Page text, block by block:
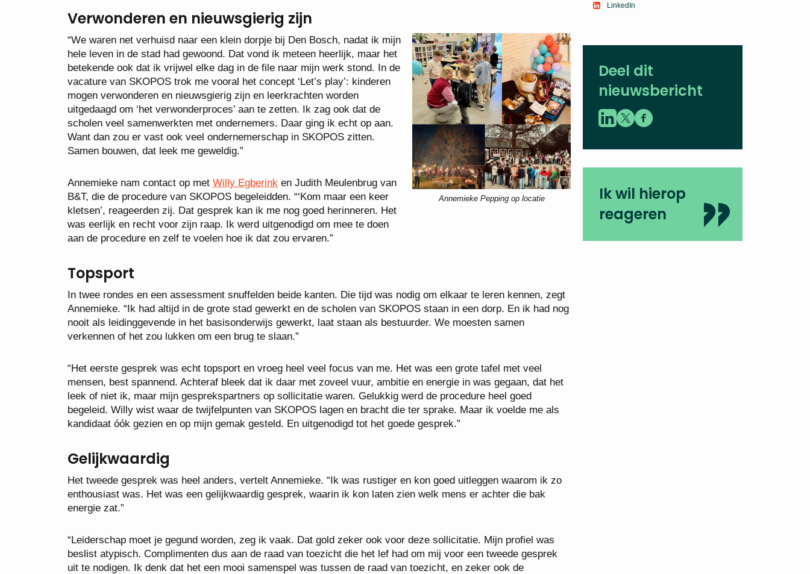
Verwonderen en nieuwsgierig zijn
Annemieke Pepping op locatie
“We waren net verhuisd naar een klein dorpje bij Den Bosch, nadat ik mijn
hele leven in de stad had gewoond. Dat vond ik meteen heerlijk, maar het
betekende ook dat ik vrijwel elke dag in de file naar mijn werk stond. In de
vacature van SKOPOS trok me vooral het concept ‘Let’s play’: kinderen
mogen verwonderen en nieuwsgierig zijn en leerkrachten worden
uitgedaagd om ‘het verwonderproces’ aan te zetten. Ik zag ook dat de
scholen veel samenwerkten met ondernemers. Daar ging ik echt op aan.
Want dan zou er vast ook veel ondernemerschap in SKOPOS zitten.
Samen bouwen, dat leek me geweldig.”
Annemieke nam contact op met Willy Egberink en Judith Meulenbrug van
B&T, die de procedure van SKOPOS begeleidden. “‘Kom maar een keer
kletsen’, reageerden zij. Dat gesprek kan ik me nog goed herinneren. Het
was eerlijk en recht voor zijn raap. Ik werd uitgenodigd om mee te doen
aan de procedure en zelf te voelen hoe ik dat zou ervaren.”
Topsport
In twee rondes en een assessment snuffelden beide kanten. Die tijd was nodig om elkaar te leren kennen, zegt
Annemieke. “Ik had altijd in de grote stad gewerkt en de scholen van SKOPOS staan in een dorp. En ik had nog
nooit als leidinggevende in het basisonderwijs gewerkt, laat staan als bestuurder. We moesten samen
verkennen of het zou lukken om een brug te slaan.”
“Het eerste gesprek was echt topsport en vroeg heel veel focus van me. Het was een grote tafel met veel
mensen, best spannend. Achteraf bleek dat ik daar met zoveel vuur, ambitie en energie in was gegaan, dat het
leek of niet ik, maar mijn gesprekspartners op sollicitatie waren. Gelukkig werd de procedure heel goed
begeleid. Willy wist waar de twijfelpunten van SKOPOS lagen en bracht die ter sprake. Maar ik voelde me als
kandidaat óók gezien en op mijn gemak gesteld. En uitgenodigd tot het goede gesprek.”
Gelijkwaardig
Het tweede gesprek was heel anders, vertelt Annemieke. “Ik was rustiger en kon goed uitleggen waarom ik zo
enthousiast was. Het was een gelijkwaardig gesprek, waarin ik kon laten zien welk mens er achter die bak
energie zat.”
“Leiderschap moet je gegund worden, zeg ik vaak. Dat gold zeker ook voor deze sollicitatie. Mijn profiel was
beslist atypisch. Complimenten dus aan de raad van toezicht die het lef had om mij voor een tweede gesprek
uit te nodigen. Ik denk dat het een mooi samenspel was tussen de raad van toezicht, en zeker ook de
LinkedIn
Deel dit
nieuwsbericht
Ik wil hierop
reageren